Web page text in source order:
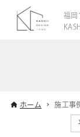
福岡
ホーム 施工事例